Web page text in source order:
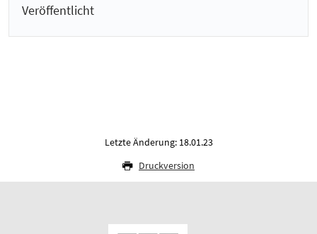
Veröffentlicht
Letzte Änderung: 18.01.23
Druckversion